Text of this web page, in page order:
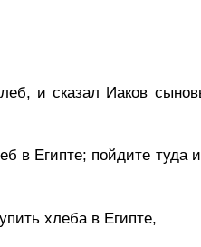
и сказал Иаков
в Египте; пойдите туда
хлеба в Египте,